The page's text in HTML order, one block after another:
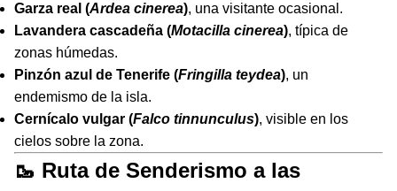
Garza real (Ardea cinerea), una visitante ocasional.
Lavandera cascadeña (Motacilla cinerea), típica de
zonas húmedas.
Pinzón azul de Tenerife (Fringilla teydea), un
endemismo de la isla.
Cernícalo vulgar (Falco tinnunculus), visible en los
cielos sobre la zona.
🥾 Ruta de Senderismo a las